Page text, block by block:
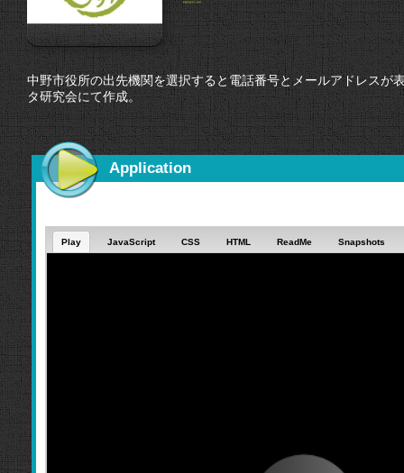
中野市役所の出先機関を選択すると電話番号とメールアドレスが
タ研究会にて作成。
Application
Play JavaScript CSS HTML ReadMe Snapshots